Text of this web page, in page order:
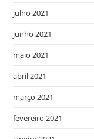
julho 2021
junho 2021
maio 2021
abril 2021
março 2021
fevereiro 2021